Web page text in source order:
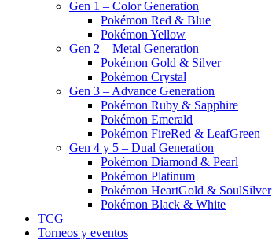
Gen 1 – Color Generation
Pokémon Red & Blue
Pokémon Yellow
Gen 2 – Metal Generation
Pokémon Gold & Silver
Pokémon Crystal
Gen 3 – Advance Generation
Pokémon Ruby & Sapphire
Pokémon Emerald
Pokémon FireRed & LeafGreen
Gen 4 y 5 – Dual Generation
Pokémon Diamond & Pearl
Pokémon Platinum
Pokémon HeartGold & SoulSilver
Pokémon Black & White
TCG
Torneos y eventos